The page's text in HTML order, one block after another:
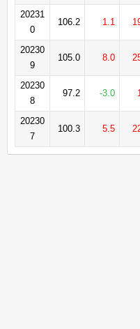
20231
0
106.2 1.1
20230
9
105.0 8.0
20230
8
97.2 -3.0
20230
7
100.3 5.5